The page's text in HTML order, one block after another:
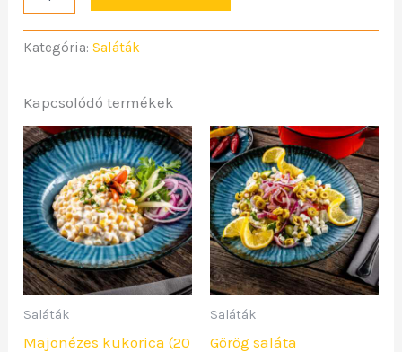
Kategória:Saláták
Kapcsolódó termékek
Saláták
Majonézes kukorica (20
Saláták
Görög saláta